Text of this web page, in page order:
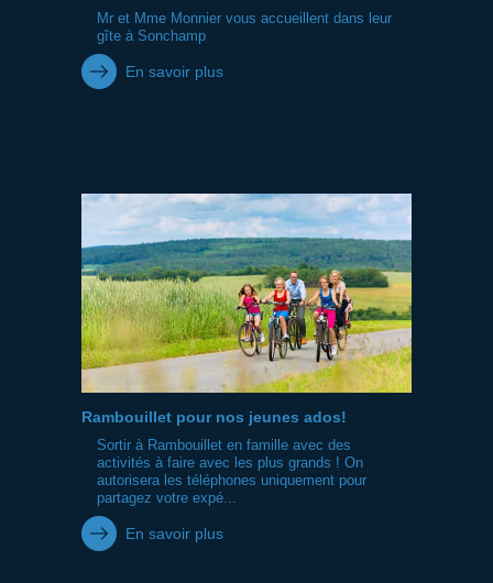
Mr et Mme Monnier vous accueillent dans leur
gîte à Sonchamp
En savoir plus
Rambouillet pour nos jeunes ados!
Sortir à Rambouillet en famille avec des
activités à faire avec les plus grands ! On
autorisera les téléphones uniquement pour
partagez votre expé...
En savoir plus